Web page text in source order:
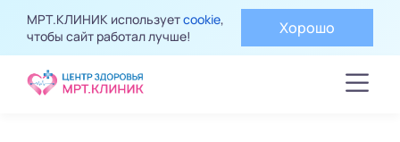
МРТ.КЛИНИК используетcookie,
чтобы сайт работал лучше!
Хорошо